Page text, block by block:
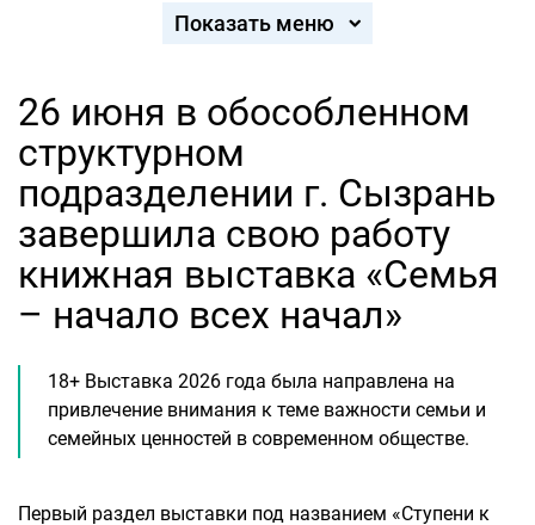
Показать меню
26 июня в обособленном
структурном
подразделении г. Сызрань
завершила свою работу
книжная выставка «Семья
– начало всех начал»
18+ Выставка 2026 года была направлена на
привлечение внимания к теме важности семьи и
семейных ценностей в современном обществе.
Первый раздел выставки под названием «Ступени к